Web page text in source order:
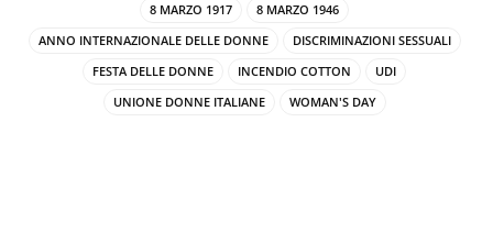
8 MARZO 1917
8 MARZO 1946
ANNO INTERNAZIONALE DELLE DONNE
DISCRIMINAZIONI SESSUALI
FESTA DELLE DONNE
INCENDIO COTTON
UDI
UNIONE DONNE ITALIANE
WOMAN'S DAY